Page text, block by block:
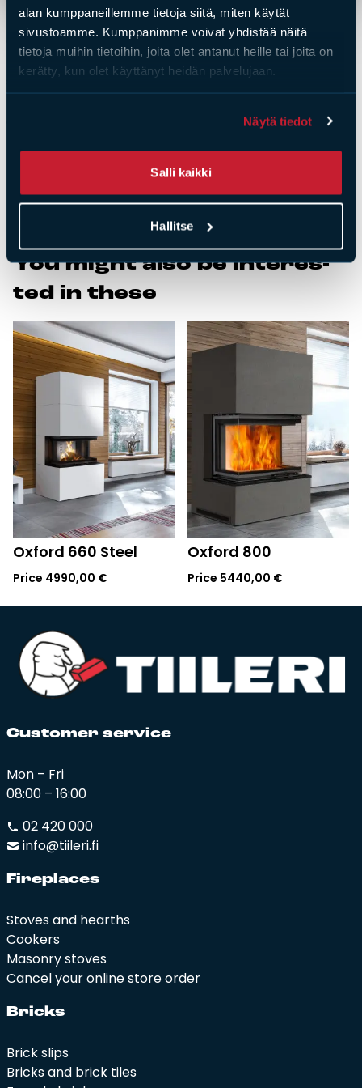
alan kumppaneillemme tietoja siitä, miten käytät
sivustoamme. Kumppanimme voivat yhdistää näitä
tietoja muihin tietoihin, joita olet antanut heille tai joita on
kerätty, kun olet käyttänyt heidän palvelujaan.
Näytä tiedot
Salli kaikki
Hallitse
• Optional adjustable external dimensions with
additional surface panels and mortar
• Accessory package includes convection stove frame,
surface panels (silicate board), mounting accessories,
You might al­so be in­te­res­
ted in the­se
Oxford 660 Steel
Price 4990,00 €
Oxford 800
Price 5440,00 €
Cus­to­mer ser­vi­ce
Mon – Fri
08:00 – 16:00
02 420 000
info@tiileri.fi
Fi­rep­la­ces
Stoves and hearths
Cookers
Masonry stoves
Cancel your online store order
Bricks
Brick slips
Bricks and brick tiles